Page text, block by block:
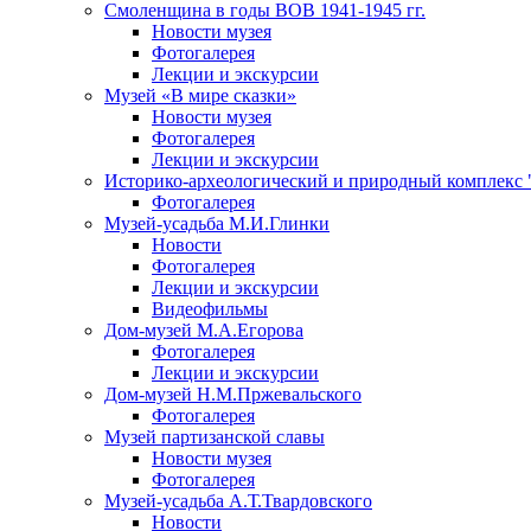
Смоленщина в годы ВОВ 1941-1945 гг.
Новости музея
Фотогалерея
Лекции и экскурсии
Музей «В мире сказки»
Новости музея
Фотогалерея
Лекции и экскурсии
Историко-археологический и природный комплекс
Фотогалерея
Музей-усадьба М.И.Глинки
Новости
Фотогалерея
Лекции и экскурсии
Видеофильмы
Дом-музей М.А.Егорова
Фотогалерея
Лекции и экскурсии
Дом-музей Н.М.Пржевальского
Фотогалерея
Музей партизанской славы
Новости музея
Фотогалерея
Музей-усадьба А.Т.Твардовского
Новости